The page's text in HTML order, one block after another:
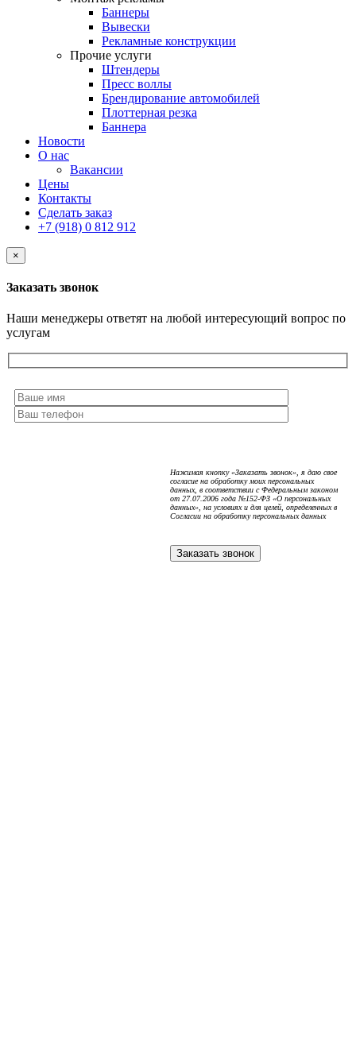
Баннеры
Вывески
Рекламные конструкции
Прочие услуги
Штендеры
Пресс воллы
Брендирование автомобилей
Плоттерная резка
Баннера
Новости
О нас
Вакансии
Цены
Контакты
Сделать заказ
+7 (918) 0 812 912
×
Заказать звонок
Наши менеджеры ответят на любой интересующий вопрос по
услугам
Нажимая кнопку «Заказать звонок», я даю свое
согласие на обработку моих персональных
данных, в соответствии с Федеральным законом
от 27.07.2006 года №152-ФЗ «О персональных
данных», на условиях и для целей, определенных в
Согласии на обработку персональных данных